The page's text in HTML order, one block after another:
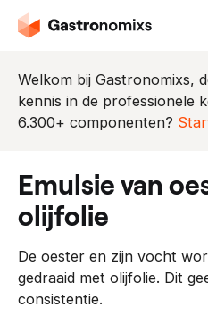
Welkom bij Gastronomixs,
kennis in de professionele
6.300+ componenten?
emulsie van oester en
olijfolie
De oester en zijn vocht
gedraaid met olijfolie. Dit
consistentie.